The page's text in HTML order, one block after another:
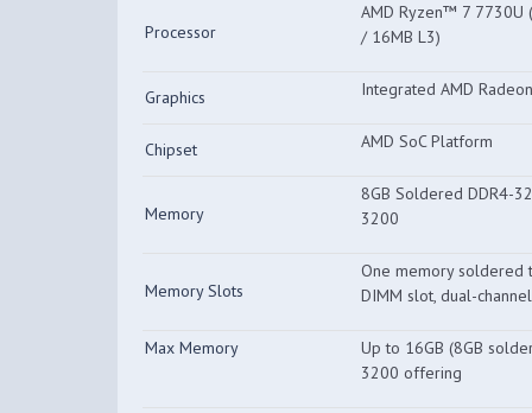
Processor
AMD Ryzen™ 7 7730U
/ 16MB L3)
Graphics Integrated AMD
Chipset AMD SoC Platform
Memory
8GB Soldered DDR4-
3200
Memory Slots
One memory soldered
DIMM slot, dual-
Max Memory
Up to 16GB (8GB
3200 offering